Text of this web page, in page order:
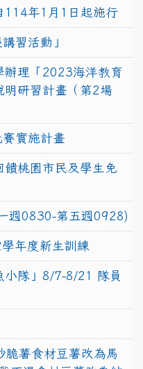
114年1月1日起施行
習活動」
辦理「2023海洋教育
明研習計畫（第2場
實施計畫
饋桃園市民及學生免
週0830-第五週0928)
年度新生訓練
小隊」8/7-8/21 隊員
薯食材豆薯改為馬